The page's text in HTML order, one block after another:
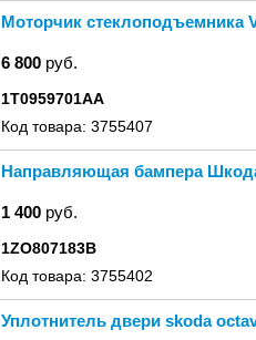
Моторчик стеклоподъемника
6 800 руб.
1T0959701AA
Код товара: 3755407
Направляющая бампера
1 400 руб.
1ZO807183B
Код товара: 3755402
Уплотнитель двери skoda